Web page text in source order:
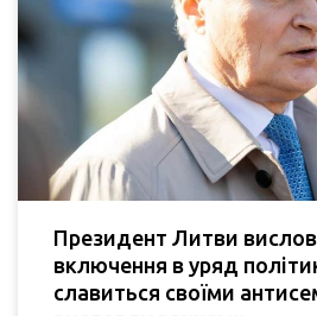
Президент Литви
включення в уряд
славиться своїми